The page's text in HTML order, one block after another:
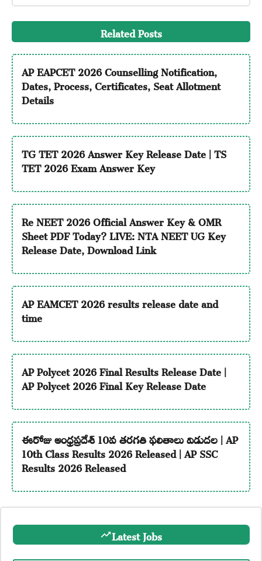
Related Posts
AP EAPCET 2026 Counselling Notification,
Dates, Process, Certificates, Seat Allotment
Details
TG TET 2026 Answer Key Release Date | TS
TET 2026 Exam Answer Key
Re NEET 2026 Official Answer Key & OMR
Sheet PDF Today? LIVE: NTA NEET UG Key
Release Date, Download Link
AP EAMCET 2026 results release date and
time
AP Polycet 2026 Final Results Release Date |
AP Polycet 2026 Final Key Release Date
ఈరోజు ఆంధ్రప్రదేశ్ 10వ తరగతి ఫలితాలు విడుదల | AP
10th Class Results 2026 Released | AP SSC
Results 2026 Released
Latest Jobs